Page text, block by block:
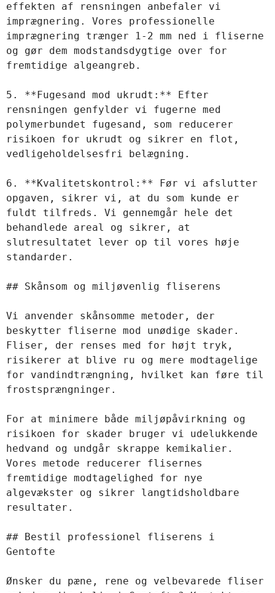
effekten af rensningen anbefaler vi
imprægnering. Vores professionelle
imprægnering trænger 1-2 mm ned i fliserne
og gør dem modstandsdygtige over for
fremtidige algeangreb.
5. **Fugesand mod ukrudt:** Efter
rensningen genfylder vi fugerne med
polymerbundet fugesand, som reducerer
risikoen for ukrudt og sikrer en flot,
vedligeholdelsesfri belægning.
6. **Kvalitetskontrol:** Før vi afslutter
opgaven, sikrer vi, at du som kunde er
fuldt tilfreds. Vi gennemgår hele det
behandlede areal og sikrer, at
slutresultatet lever op til vores høje
standarder.
## Skånsom og miljøvenlig fliserens
Vi anvender skånsomme metoder, der
beskytter fliserne mod unødige skader.
Fliser, der renses med for højt tryk,
risikerer at blive ru og mere modtagelige
for vandindtrængning, hvilket kan føre til
frostsprængninger.
For at minimere både miljøpåvirkning og
risikoen for skader bruger vi udelukkende
hedvand og undgår skrappe kemikalier.
Vores metode reducerer flisernes
fremtidige modtagelighed for nye
algevækster og sikrer langtidsholdbare
resultater.
## Bestil professionel fliserens i
Gentofte
Ønsker du pæne, rene og velbevarede fliser